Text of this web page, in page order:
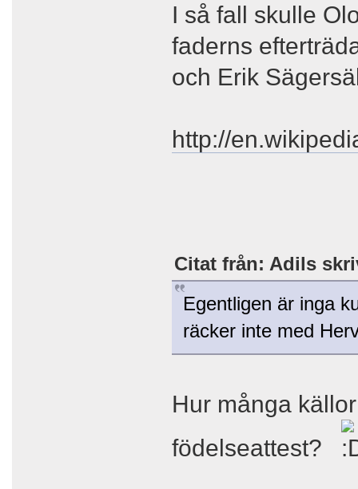
I så fall skulle
faderns
och Erik
http://
Citat från: Adils
Egentligen är inga
räcker inte med
Hur många
födelseattest?